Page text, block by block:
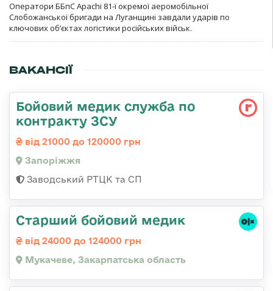
Оператори ББпС Apachi 81-ї окремої аеромобільної
Слобожанської бригади на Луганщині завдали ударів по
ключових об’єктах логістики російських військ.
ВАКАНСІЇ
Бойовий медик служба по
контракту ЗСУ
від 21000 до 120000 грн
Запоріжжя
Заводський РТЦК та СП
Старший бойовий медик
від 24000 до 124000 грн
Мукачеве, Закарпатська область